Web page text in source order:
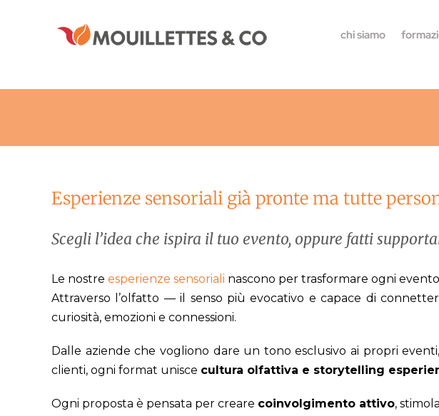
chi siamo
Esperienze sensoriali già pronte ma tutte
Scegli l’idea che ispira il tuo evento, oppure fatti
Le nostre esperienze sensoriali nascono per trasformare ogni
Attraverso l’olfatto — il senso più evocativo e capace di
curiosità, emozioni e connessioni.
Dalle aziende che vogliono dare un tono esclusivo ai propri
clienti, ogni format unisce cultura olfattiva e storytelling
Ogni proposta è pensata per creare coinvolgimento attivo,